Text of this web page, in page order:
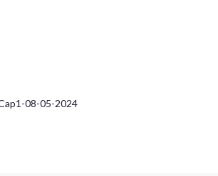
08-05-2024